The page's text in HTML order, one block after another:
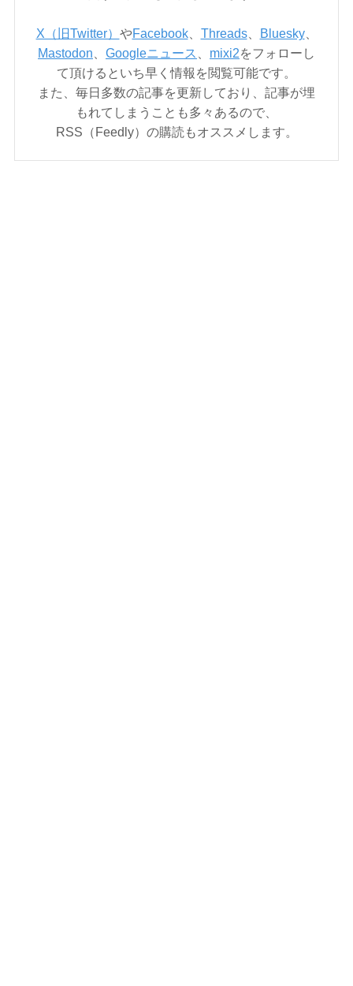
X（旧Twitter） やFacebook、 Threads、 Bluesky、
Mastodon
Googleニュース mixi2をフォローし
て頂けるといち早く情報を閲覧可能です。
また、毎日多数の記事を更新しており、記事が埋
もれてしまうことも多々あるので、
RSS（Feedly）の購読もオススメします。